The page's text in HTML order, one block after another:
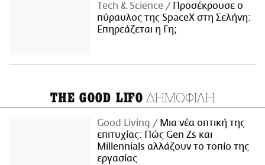
Τech & Science
Προσέκρουσε ο
πύραυλος της SpaceX στη Σελήνη:
Επηρεάζεται η Γη;
THE GOOD LIFO ΔΗΜΟΦΙΛΗ
Good Living
Μια νέα οπτική της
επιτυχίας: Πώς Gen Zs και
Millennials αλλάζουν το τοπίο της
εργασίας